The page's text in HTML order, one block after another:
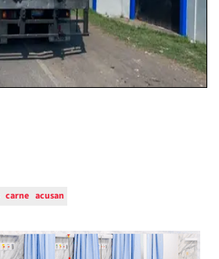
carne acusan